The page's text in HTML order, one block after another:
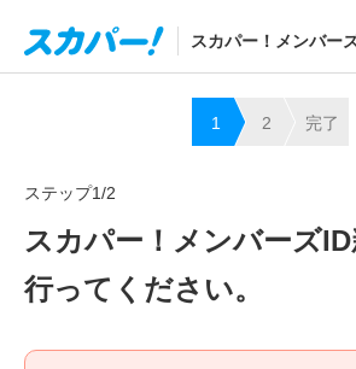
スカパー！メンバ
1
力
2
力
完了
ステップ1/2
スカパー！メンバーズ
行ってください。